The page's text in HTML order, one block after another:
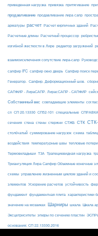
приведенная нагрузка привязка притягивание
продавливание продавливание лира сапр
арматуры расчет Расчет кирпичных зданий
Расчетные длины Расчетный процессор
изгибной жесткости в Лире редактор загружений
взаимоисключения сопутствие лира-сапр
сапфир IFC сапфир окно дверь Сапфир поиск
Генератор. Сапфир. Деформационный шов.
САПФИР - ЛираСАПР. ЛирасСАПР - САПФИР
Собственный вес совпадающие элементы
сп СП 20.13330 СП52-101 специальные
сечения стена стены стержни СТЖБ СТК
столбчатый суммирование нагрузок схема
воздействия температурные швы тепловые потери
Термовкладыши ТЗА Трапециевидная нагрузка
Триангуляция Лира Сапфир Объемные конечные
схемы управление жизненным циклом зданий и
элементов Ускорение расчетов устойчивость
фундамент фундаментная плита характеристики
значение на мозаиках Шарниры шкала Шкала
Эксцетриситеты эпюры по сечению пластин
основания; СП 22.13330.2016